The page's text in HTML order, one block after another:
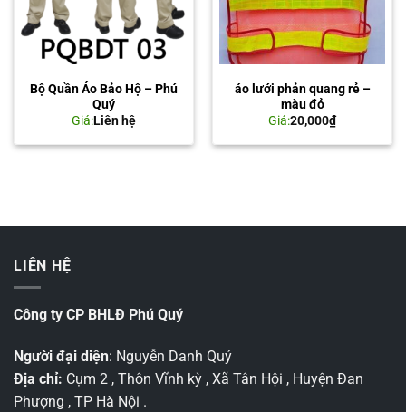
Bộ Quần Áo Bảo Hộ – Phú
Quý
Giá:Liên hệ
áo lưới phản quang rẻ –
màu đỏ
Giá:20,000₫
LIÊN HỆ
Công ty CP BHLĐ Phú Quý
Người đại diện: Nguyễn Danh Quý
Địa chỉ: Cụm 2 , Thôn Vĩnh kỳ , Xã Tân Hội , Huyện Đan
Phượng , TP Hà Nội .